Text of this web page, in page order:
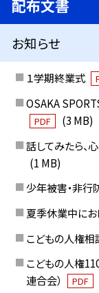
配布文書
お知らせ
１学期終業式
OSAKA
PDF
(3 MB)
話してみたら、
(1 MB)
少年被害・非
夏季休業中に
こどもの人権相
こどもの人権
連合会）
PDF